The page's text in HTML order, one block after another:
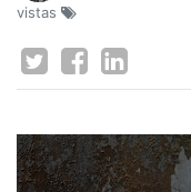
vistas